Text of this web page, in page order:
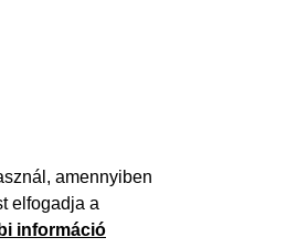
amennyiben
elfogadja a
információ